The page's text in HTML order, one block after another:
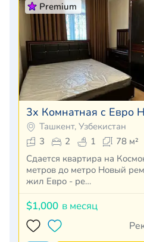
Premium
3х Комнатная с Евро
Ташкент, Узбекистан
3
2 1 78 м²
Сдается квартира на
метров до метро Новый
жил Евро - ре…
$1,000 в месяц